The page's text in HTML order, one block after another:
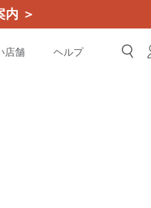
内 ＞
店舗 ヘルプ